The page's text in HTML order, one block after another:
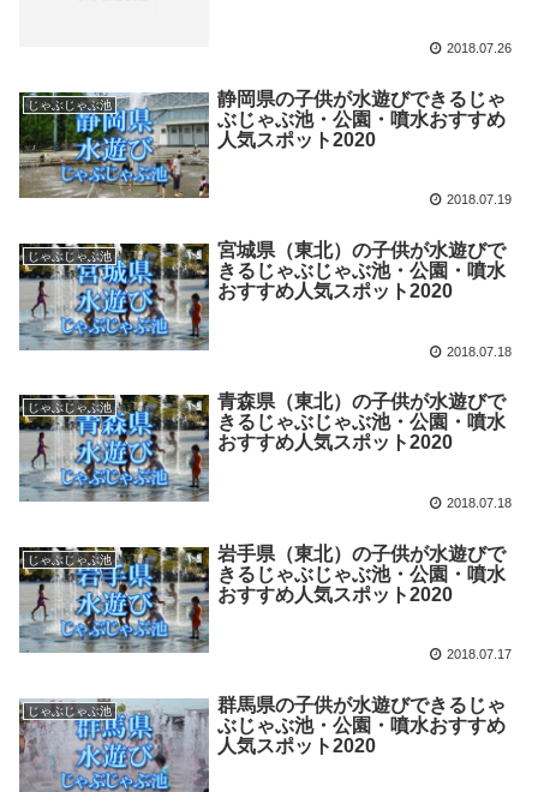
2018.07.26
じゃぶじゃぶ池
静岡県の子供が水遊びできるじゃ
ぶじゃぶ池・公園・噴水おすすめ
人気スポット2020
2018.07.19
じゃぶじゃぶ池
宮城県（東北）の子供が水遊びで
きるじゃぶじゃぶ池・公園・噴水
おすすめ人気スポット2020
2018.07.18
じゃぶじゃぶ池
青森県（東北）の子供が水遊びで
きるじゃぶじゃぶ池・公園・噴水
おすすめ人気スポット2020
2018.07.18
じゃぶじゃぶ池
岩手県（東北）の子供が水遊びで
きるじゃぶじゃぶ池・公園・噴水
おすすめ人気スポット2020
2018.07.17
じゃぶじゃぶ池
群馬県の子供が水遊びできるじゃ
ぶじゃぶ池・公園・噴水おすすめ
人気スポット2020